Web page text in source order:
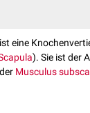
ist eine
). Sie ist der
Musculus